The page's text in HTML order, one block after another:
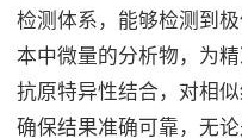
检测体系，能够检测到
本中微量的分析物，为
抗原特异性结合，对相
确保结果准确可靠，无